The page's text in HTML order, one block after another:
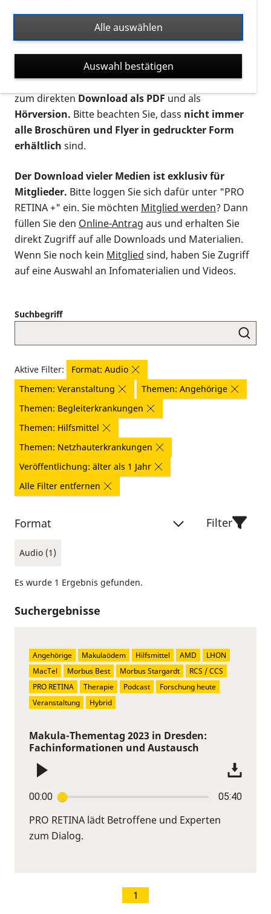
Ort. Nutzen Sie den Formatfilter, um ausschließlich
nach Flyern und Broschüren, Audios oder Videos zu
suchen. Die meisten Flyer und Broschüren werden in
verschiedenen Formaten angeboten: zur
postalischen Bestellung als gedruckte Variante
zum direktenDownload als PDFund als
Hörversion. Bitte beachten Sie, dass nicht immer
alle Broschüren und Flyer in gedruckter Form
erhältlich sind.
Der Download vieler Medien ist exklusiv für
Mitglieder. Bitte loggen Sie sich dafür unter "PRO
RETINA +" ein. Sie möchten Mitglied werden? Dann
füllen Sie den Online-Antrag aus und erhalten Sie
direkt Zugriff auf alle Downloads und Materialien.
Wenn Sie noch kein Mitglied sind, haben Sie Zugriff
auf eine Auswahl an Infomaterialien und Videos.
Suchbegriff
Aktive Filter:
Format: Audio
Themen: Veranstaltung
Themen: Angehörige
Themen: Begleiterkrankungen
Themen: Hilfsmittel
Themen: Netzhauterkrankungen
Veröffentlichung: älter als 1 Jahr
Alle Filter entfernen
Format
Audio (1)
Filter
Es wurde 1 Ergebnis gefunden.
Suchergebnisse
Makula-Thementag 2023 in Dresden:
Fachinformationen und Austausch
00:00 05:40
PRO RETINA lädt Betroffene und Experten
zum Dialog.
Angehörige Makulaödem Hilfsmittel AMD
LHON
MacTel
Morbus Best Morbus Stargardt
RCS / CCS
PRO RETINA
Therapie Podcast
Forschung heute
Veranstaltung
Hybrid
1
Alle auswählen
Auswahl bestätigen